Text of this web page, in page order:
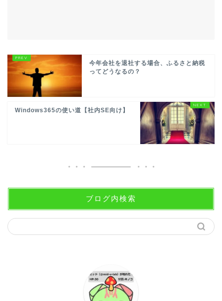
今年会社を退社する場合、ふるさと納税
ってどうなるの？
Windows365の使い道【社内SE向け】
ブログ内検索